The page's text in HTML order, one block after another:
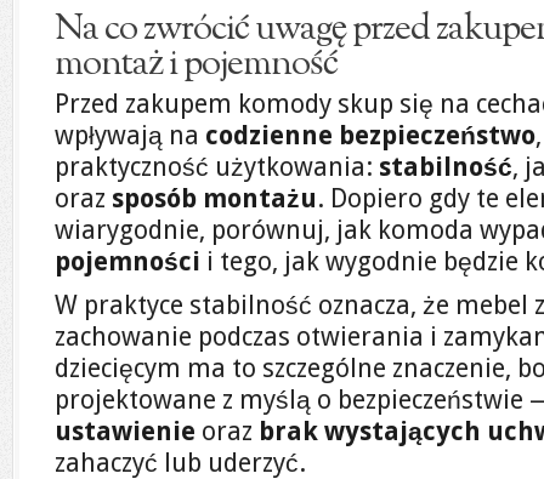
Na co zwrócić uwagę przed
montaż i pojemność
Przed zakupem komody skup się na
wpływają na codzienne bezpieczeństwo
praktyczność użytkowania: stabilność,
oraz sposób montażu. Dopiero gdy te
wiarygodnie, porównuj, jak komoda
pojemności i tego, jak wygodnie będzie
W praktyce stabilność oznacza, że mebel
zachowanie podczas otwierania i
dziecięcym ma to szczególne znaczenie,
projektowane z myślą o
ustawienie oraz brak wystających
zahaczyć lub uderzyć.